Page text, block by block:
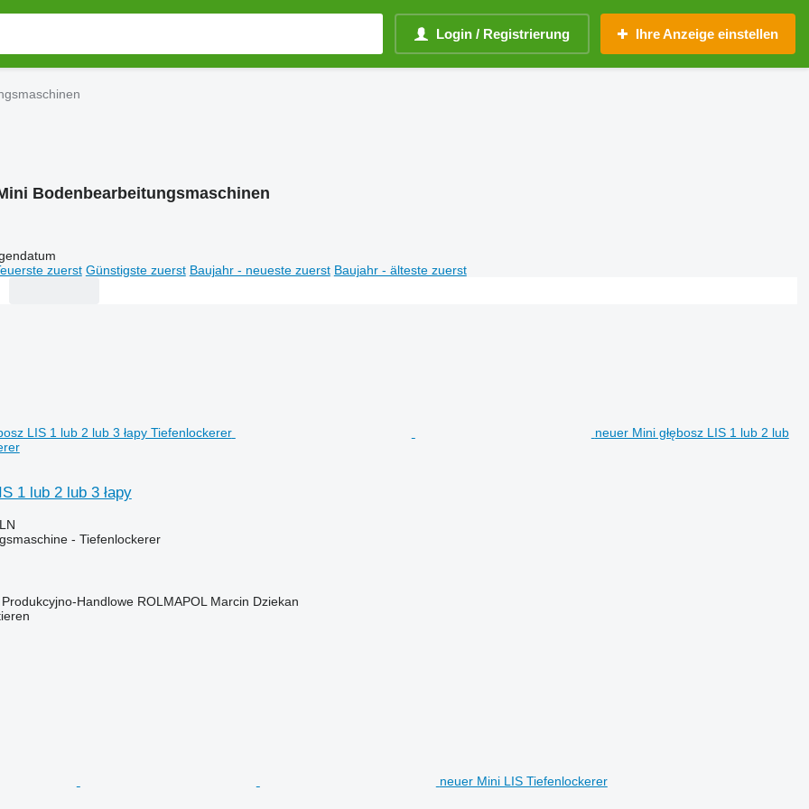
Login / Registrierung Ihre Anzeige einstellen
Bodenbearbeitungsmaschinen
zuerst Günstigste zuerst Baujahr - neueste zuerst Baujahr - älteste zuerst
neuer Mini głębosz LIS 1 lub 2 lub
1 lub 2 lub 3 łapy
- Tiefenlockerer
Handlowe ROLMAPOL Marcin Dziekan
neuer Mini LIS Tiefenlockerer